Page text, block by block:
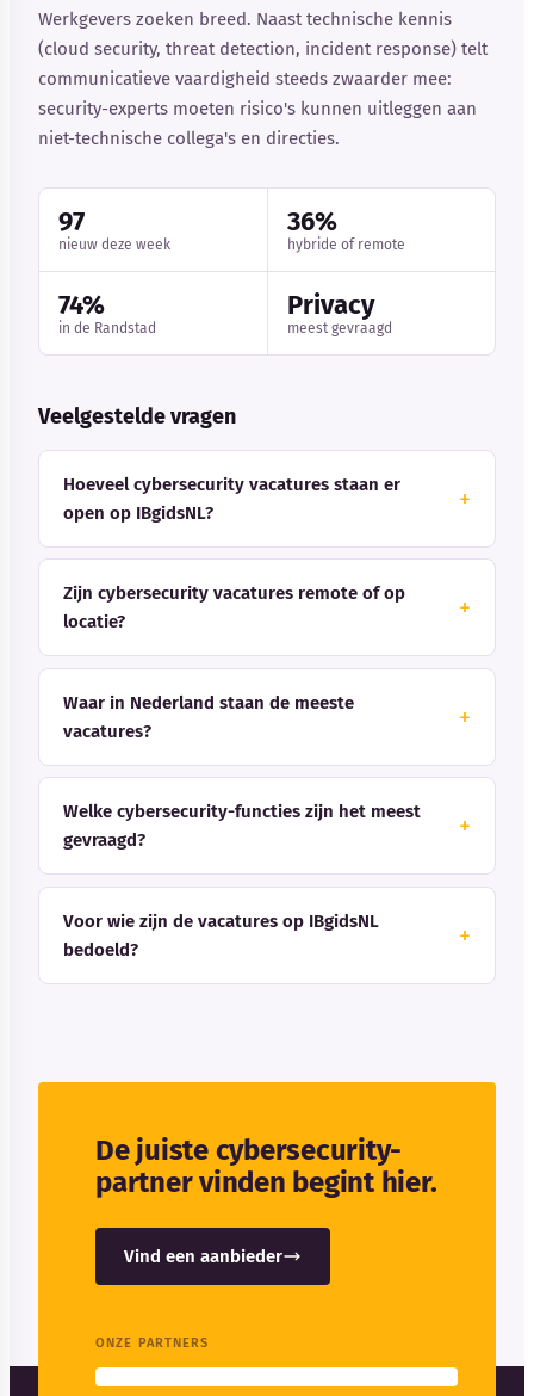
Werkgevers zoeken breed. Naast technische kennis
(cloud security, threat detection, incident response) telt
communicatieve vaardigheid steeds zwaarder mee:
security-experts moeten risico's kunnen uitleggen aan
niet-technische collega's en directies.
97
nieuw deze week
36%
hybride of remote
74%
in de Randstad
Privacy
meest gevraagd
Veelgestelde vragen
Hoeveel cybersecurity vacatures staan er
open op IBgidsNL?
Zijn cybersecurity vacatures remote of op
locatie?
Waar in Nederland staan de meeste
vacatures?
Welke cybersecurity-functies zijn het meest
gevraagd?
Voor wie zijn de vacatures op IBgidsNL
bedoeld?
De juiste cybersecurity-
partner vinden begint hier.
Vind een aanbieder
ONZE PARTNERS